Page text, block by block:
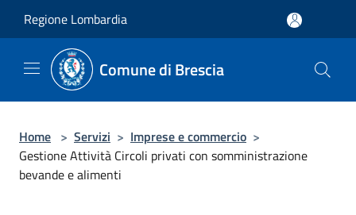
Regione Lombardia
Comune di Brescia
Home > Servizi > Imprese e commercio >
Gestione Attività Circoli privati con somministrazione
bevande e alimenti